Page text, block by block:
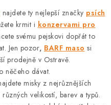
najdete ty nejlepší značky psích
krmit i konzervami pro
svému pejskovi dopřát to
Jen pozor, BARF maso si
prodejně v Ostravě.
něčeho dávat.
misky z nejrůznějších
velikostí, barev a typů.